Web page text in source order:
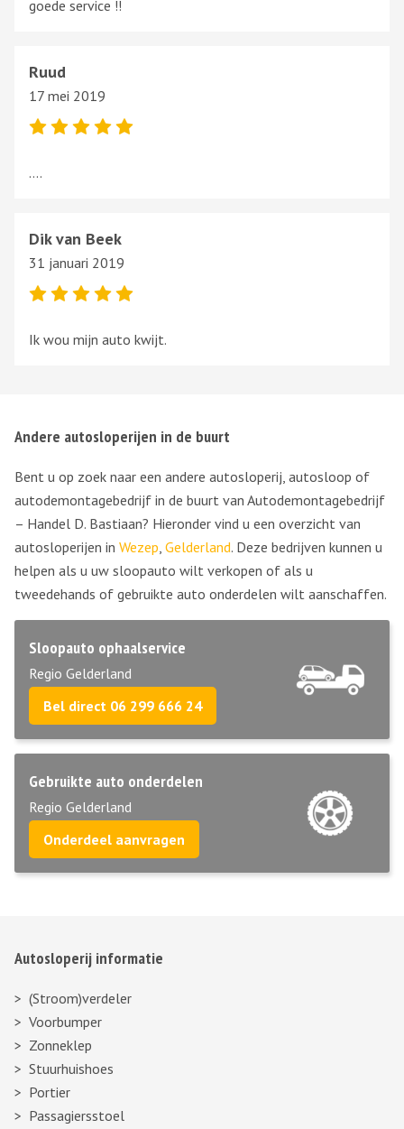
goede service !!
Ruud
17 mei 2019
….
Dik van Beek
31 januari 2019
Ik wou mijn auto kwijt.
Andere autosloperijen in de buurt
Bent u op zoek naar een andere autosloperij, autosloop of
autodemontagebedrijf in de buurt van Autodemontagebedrijf
– Handel D. Bastiaan? Hieronder vind u een overzicht van
autosloperijen in Wezep, Gelderland. Deze bedrijven kunnen u
helpen als u uw sloopauto wilt verkopen of als u
tweedehands of gebruikte auto onderdelen wilt aanschaffen.
Sloopauto ophaalservice
Regio Gelderland
Bel direct 06 299 666 24
Gebruikte auto onderdelen
Regio Gelderland
Onderdeel aanvragen
Autosloperij informatie
(Stroom)verdeler
Voorbumper
Zonneklep
Stuurhuishoes
Portier
Passagiersstoel